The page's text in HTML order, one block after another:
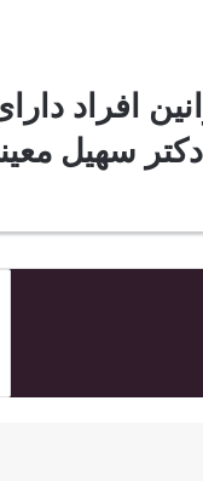
افراد
سهیل